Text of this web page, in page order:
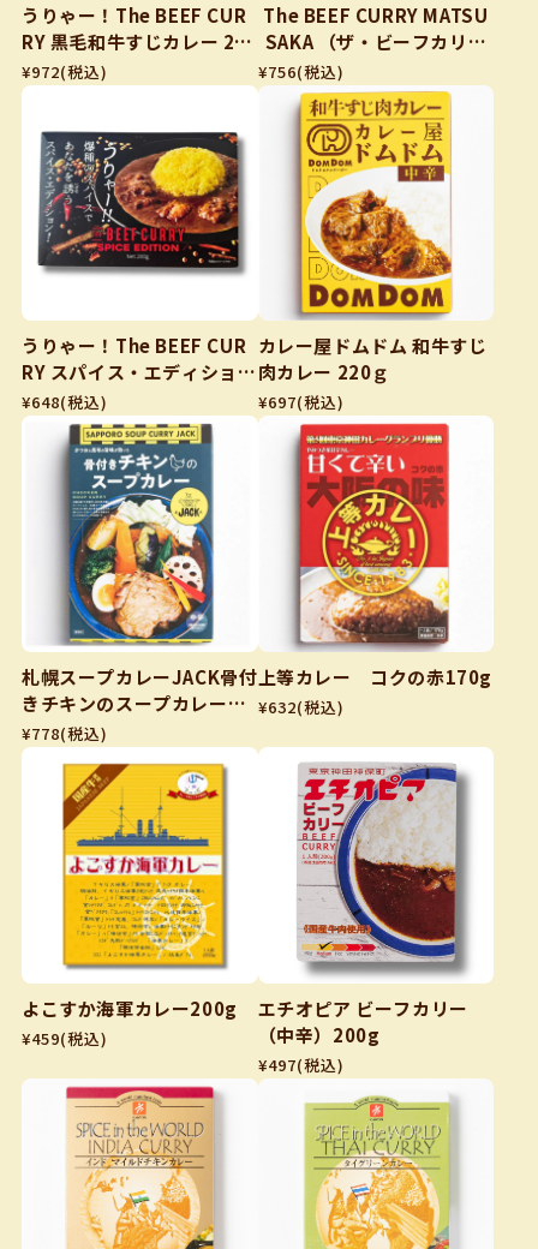
うりゃー！The BEEF CUR
RY 黒毛和牛すじカレー 240
g
¥972(税込)
The BEEF CURRY MATSU
SAKA （ザ・ビーフカリー
松阪牛） 200g
¥756(税込)
うりゃー！The BEEF CUR
RY スパイス・エディション
200g
¥648(税込)
カレー屋ドムドム 和牛すじ
肉カレー 220ｇ
¥697(税込)
札幌スープカレーJACK骨付
きチキンのスープカレー32
0g
¥778(税込)
上等カレー コクの赤170g
¥632(税込)
よこすか海軍カレー200g
¥459(税込)
エチオピア ビーフカリー
（中辛）200g
¥497(税込)